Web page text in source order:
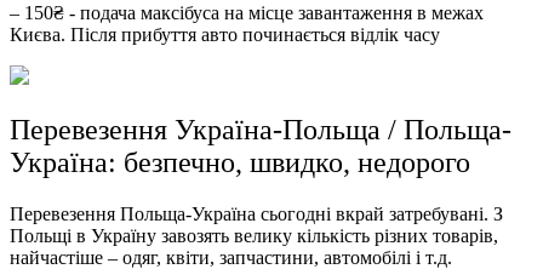
– 150₴ - подача максібуса на місце завантаження в межах
Києва. Після прибуття авто починається відлік часу
Перевезення Україна-Польща / Польща-
Україна: безпечно, швидко, недорого
Перевезення Польща-Україна сьогодні вкрай затребувані. З
Польщі в Україну завозять велику кількість різних товарів,
найчастіше – одяг, квіти, запчастини, автомобілі і т.д.